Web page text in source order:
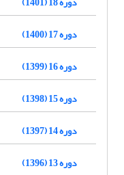
دوره 17 (1400)
دوره 16 (1399)
دوره 15 (1398)
دوره 14 (1397)
دوره 13 (1396)